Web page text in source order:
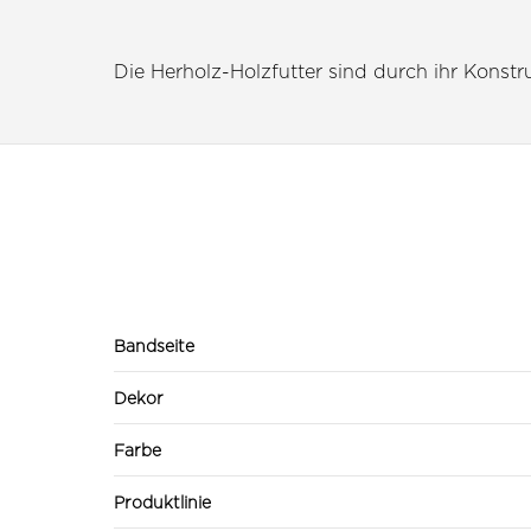
Die Herholz-Holzfutter sind durch ihr
Bandseite
Dekor
Farbe
Produktlinie